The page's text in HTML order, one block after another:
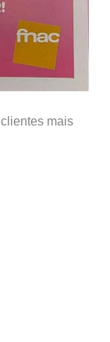
mais